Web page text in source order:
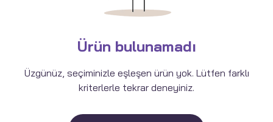
Ürün bulunamadı
Üzgünüz, seçiminizle eşleşen ürün yok. Lütfen farklı
kriterlerle tekrar deneyiniz.